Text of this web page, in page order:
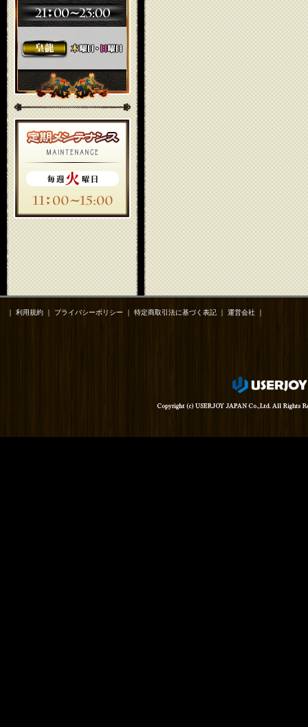
｜ 利用規約 ｜ プライバシーポリシー ｜ 特定商取引法に基づく表記 ｜ 運営会社 ｜